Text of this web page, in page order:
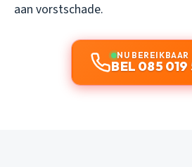
aan vorstschade.
NU BEREIKBAAR
BEL 085 019